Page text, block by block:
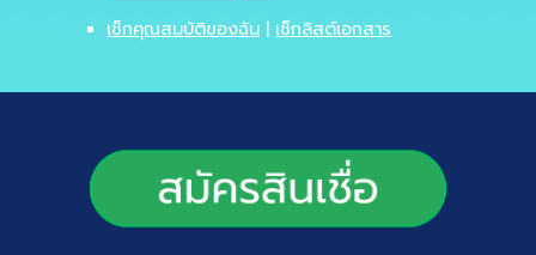
เช็กคุณสมบัติของฉัน|เช็กลิสต์เอกสาร